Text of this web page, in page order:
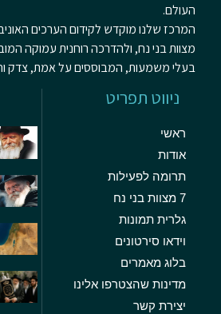
העולם.
המרכז שלנו מוקדש לקידום הערכים
מצוות בני נח, ולהדרכה רוחנית עמוקה
בעלי משמעות, המבוססים על אמת, צדק
ניווט תפריט
ראשי
אודות
תרומה לפעילות
7 מצוות בני נח
גלרית תמונות
וידאו סירטונים
בלוג מאמרים
מדינות שהצטרפו אלינו
יצירת קשר